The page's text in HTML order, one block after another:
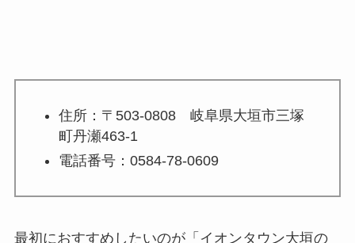
住所：〒503-0808 岐阜県大垣市三塚
町丹瀬463-1
電話番号：0584-78-0609
最初におすすめしたいのが「イオンタウン大垣の